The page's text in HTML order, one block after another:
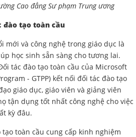
Cao đẳng Sư phạm Trung ương
đào tạo toàn cầu
mới và công nghệ trong giáo dục là
học sinh sẵn sàng cho tương lai.
tác đào tạo toàn cầu của Microsoft
- GTPP) kết nối đối tác đào tạo
giáo dục, giáo viên và giảng viên
tận dụng tốt nhất công nghệ cho việc
kỳ đâu.
toàn cầu cung cấp kinh nghiệm